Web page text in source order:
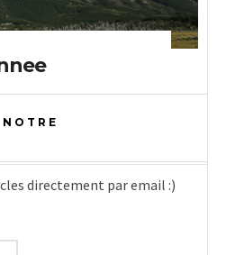
directement par email :)